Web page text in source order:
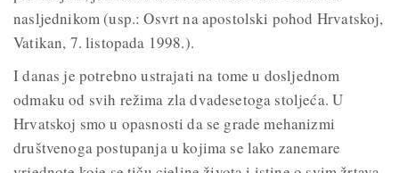
nasljednikom (usp.: Osvrt na apostolski pohod Hrvatskoj,
Vatikan, 7. listopada 1998.).
I danas je potrebno ustrajati na tome u dosljednom
odmaku od svih režima zla dvadesetoga stoljeća. U
Hrvatskoj smo u opasnosti da se grade mehanizmi
društvenoga postupanja u kojima se lako zanemare